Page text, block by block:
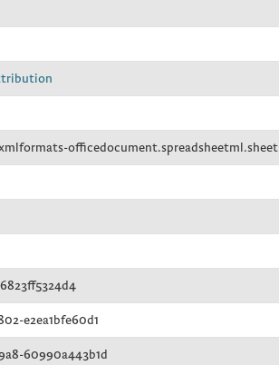
officedocument.spreadsheetml.sheet
e2ea1bfe60d1
60990a443b1d